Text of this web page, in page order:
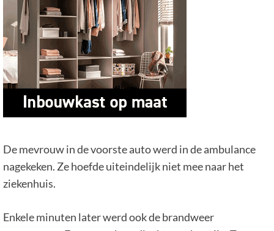
De mevrouw in de voorste auto werd in de ambulance
nagekeken. Ze hoefde uiteindelijk niet mee naar het
ziekenhuis.
Enkele minuten later werd ook de brandweer